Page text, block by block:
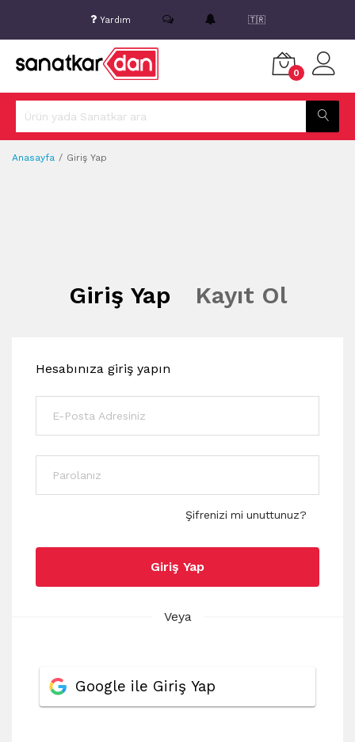
Yardım 🇹🇷
0
Anasayfa Giriş Yap
Giriş Yap Kayıt Ol
Hesabınıza giriş yapın
Şifrenizi mi unuttunuz?
Giriş Yap
Veya
Google ile Giriş Yap